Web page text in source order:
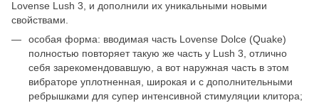
Lovense Lush 3, и дополнили их уникальными новыми
свойствами.
особая форма: вводимая часть Lovense Dolce (Quake)
полностью повторяет такую же часть у Lush 3, отлично
себя зарекомендовавшую, а вот наружная часть в этом
вибраторе уплотненная, широкая и с дополнительными
ребрышками для супер интенсивной стимуляции клитора;